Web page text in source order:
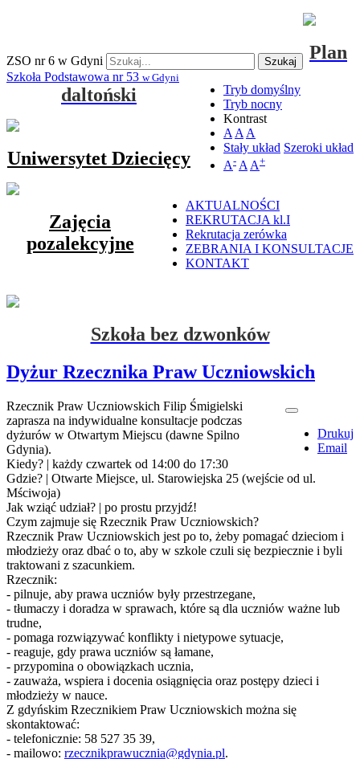
ZSO nr 6 w Gdyni Szukaj
Tryb domyślny
Tryb nocny
Kontrast
A A A
Stały układ Szeroki układ
A- A A+
Szkoła Podstawowa nr 53 w Gdyni
AKTUALNOŚCI
REKRUTACJA kl.I
Rekrutacja zerówka
ZEBRANIA I KONSULTACJE
KONTAKT
Plan
daltoński
Uniwersytet Dziecięcy
Zajęcia
pozalekcyjne
Szkoła bez dzwonków
Dyżur Rzecznika Praw Uczniowskich
Drukuj
Email
Rzecznik Praw Uczniowskich Filip Śmigielski
zaprasza na indywidualne konsultacje podczas
dyżurów w Otwartym Miejscu (dawne Spilno
Gdynia).
Kiedy? | każdy czwartek od 14:00 do 17:30
Gdzie? | Otwarte Miejsce, ul. Starowiejska 25 (wejście od ul.
Mściwoja)
Jak wziąć udział? | po prostu przyjdź!
Czym zajmuje się Rzecznik Praw Uczniowskich?
Rzecznik Praw Uczniowskich jest po to, żeby pomagać dzieciom i
młodzieży oraz dbać o to, aby w szkole czuli się bezpiecznie i byli
traktowani z szacunkiem.
Rzecznik:
- pilnuje, aby prawa uczniów były przestrzegane,
- tłumaczy i doradza w sprawach, które są dla uczniów ważne lub
trudne,
- pomaga rozwiązywać konflikty i nietypowe sytuacje,
- reaguje, gdy prawa uczniów są łamane,
- przypomina o obowiązkach ucznia,
- zauważa, wspiera i docenia osiągnięcia oraz postępy dzieci i
młodzieży w nauce.
Z gdyńskim Rzecznikiem Praw Uczniowskich można się
skontaktować:
- telefonicznie: 58 527 35 39,
- mailowo: rzecznikprawucznia@gdynia.pl.